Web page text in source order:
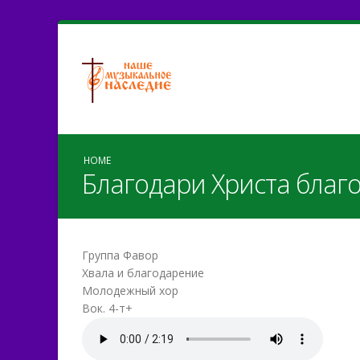
HOME
Благодари Христа
Группа Фавор
Хвала и благодарение
Молодежный хор
Вок. 4-т+
Благодари Христа.mp3